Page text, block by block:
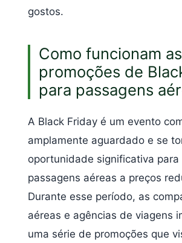
gostos.
Como funcionam as
promoções de
para passagens
A Black Friday é um evento
amplamente aguardado e se
oportunidade significativa para
passagens aéreas a preços
Durante esse período, as
aéreas e agências de viagens
uma série de promoções que